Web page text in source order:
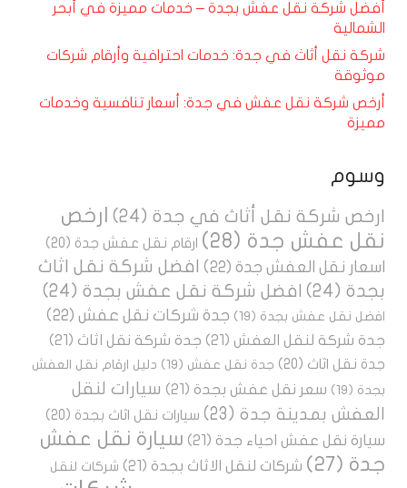
أفضل شركة نقل عفش بجدة – خدمات مميزة في أبحر
الشمالية
شركة نقل أثاث في جدة: خدمات احترافية وأرقام شركات
موثوقة
أرخص شركة نقل عفش في جدة: أسعار تنافسية وخدمات
مميزة
وسوم
ارخص شركة نقل أثاث في جدة (24)
ارخص
نقل عفش جدة (28) ارقام نقل عفش جدة (20)
اسعار نقل العفش جدة (22)
افضل شركة نقل اثاث
بجدة (24) افضل شركة نقل عفش بجدة (24)
افضل نقل عفش بجدة (19) جدة شركات نقل عفش (22)
جدة شركة لنقل العفش (21) جدة شركة نقل اثاث (21)
جدة نقل اثاث (20) جدة نقل عفش (19)
دليل ارقام نقل العفش
بجدة (19) سعر نقل عفش بجدة (21)
سيارات لنقل
العفش بمدينة جدة (23) سيارات نقل اثاث بجدة (20)
سيارة نقل عفش احياء جدة (21)
سيارة نقل عفش
جدة (27) شركات لنقل الاثاث بجدة (21) شركات لنقل